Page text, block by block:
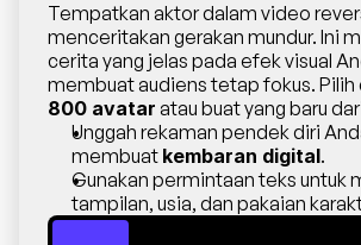
Tempatkan aktor dalam video
menceritakan gerakan mundur. Ini
cerita yang jelas pada efek visual
membuat audiens tetap fokus. Pilih
800 avatar atau buat yang baru
Unggah rekaman pendek diri
membuat kembaran digital.
Gunakan permintaan teks untuk
tampilan, usia, dan pakaian